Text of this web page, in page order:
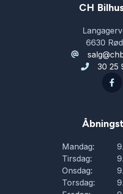
lændestøtte (justerbar)
multifunktionsrat
musikstreaming via
Regnsensor
CH
6630
30 25
Mandag:
Tirsdag:
Onsdag:
Torsdag: